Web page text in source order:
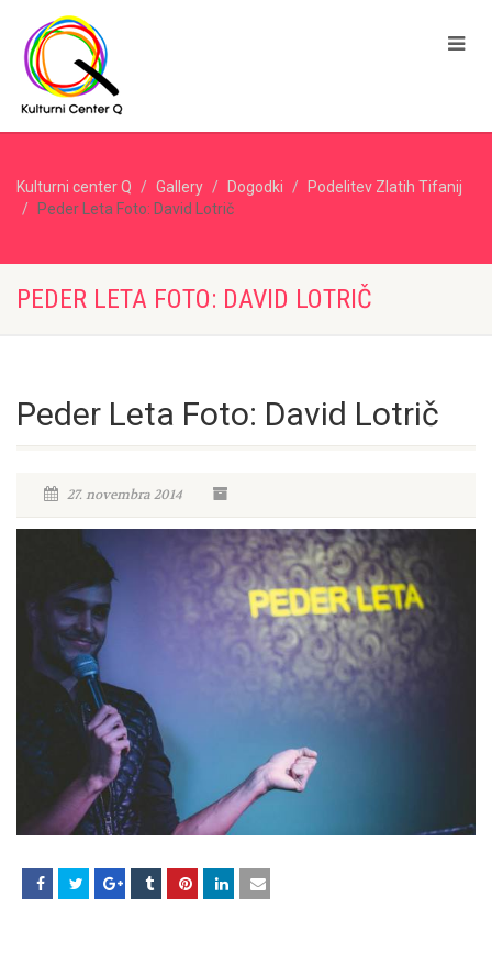
Kulturni center Q Gallery Dogodki
Podelitev Zlatih Tifanij
Peder Leta Foto: David Lotrič
PEDER LETA FOTO: DAVID LOTRIČ
Peder Leta Foto: David Lotrič
27. novembra 2014